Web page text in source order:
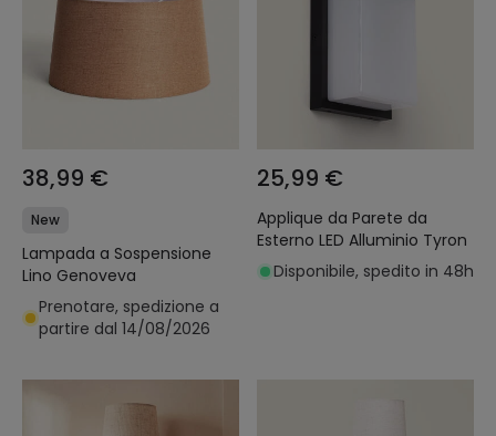
38,99 €
New
Lampada a Sospensione
Lino Genoveva
Prenotare, spedizione a
partire dal 14/08/2026
25,99 €
Applique da Parete da
Esterno LED Alluminio Tyron
Disponibile, spedito in 48h